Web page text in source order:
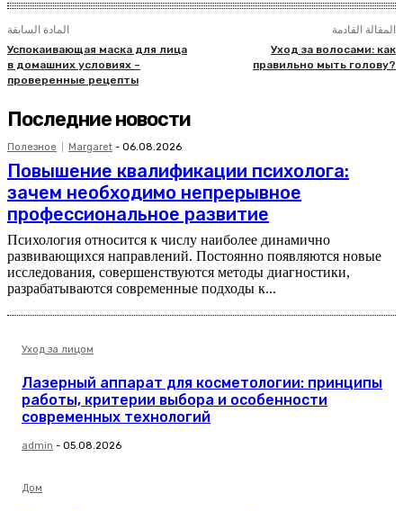
المادة السابقة
Успокаивающая маска для лица
в домашних условиях –
проверенные рецепты
المقالة القادمة
Уход за волосами: как
правильно мыть голову?
Последние новости
Полезное Margaret - 06.08.2026
Повышение квалификации психолога:
зачем необходимо непрерывное
профессиональное развитие
Психология относится к числу наиболее динамично
развивающихся направлений. Постоянно появляются новые
исследования, совершенствуются методы диагностики,
разрабатываются современные подходы к...
Уход за лицом
Лазерный аппарат для косметологии: принципы
работы, критерии выбора и особенности
современных технологий
admin - 05.08.2026
Дом